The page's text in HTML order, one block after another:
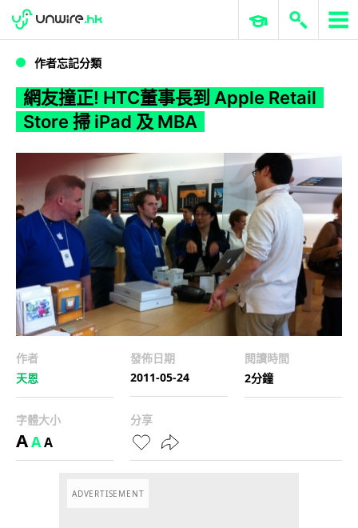
WWDC 2026 ERP 與商業 AI
作者忘記分類
網友撞正! HTC董事長到 Apple Retail
Store 掃 iPad 及 MBA
作者
天恩
發佈日期
2011-05-24
閱讀時間
2分鐘
字體大小
AAA
分享
ADVERTISEMENT